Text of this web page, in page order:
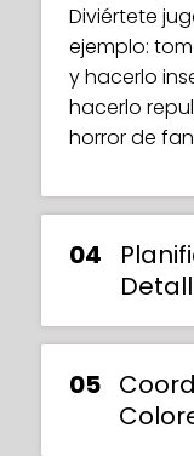
Diviértete
ejemplo:
y hacerlo
hacerlo
horror de
04
05